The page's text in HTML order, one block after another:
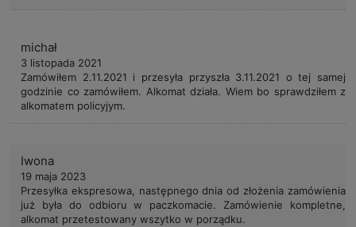
michał
3 listopada 2021
Zamówiłem 2.11.2021 i przesyła przyszła 3.11.2021 o tej samej
godzinie co zamówiłem. Alkomat działa. Wiem bo sprawdziłem z
alkomatem policyjym.
Iwona
19 maja 2023
Przesyłka ekspresowa, następnego dnia od złożenia zamówienia
już była do odbioru w paczkomacie. Zamówienie kompletne,
alkomat przetestowany wszytko w porządku.